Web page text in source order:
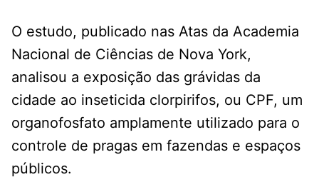
O estudo, publicado nas Atas da Academia
Nacional de Ciências de Nova York,
analisou a exposição das grávidas da
cidade ao inseticida clorpirifos, ou CPF, um
organofosfato amplamente utilizado para o
controle de pragas em fazendas e espaços
públicos.